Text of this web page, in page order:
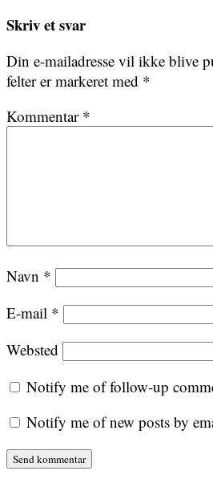
Skriv et svar
Din e-mailadresse vil ikke blive
felter er markeret med *
Kommentar *
Navn *
E-mail *
Websted
Notify me of follow-up
Notify me of new posts by